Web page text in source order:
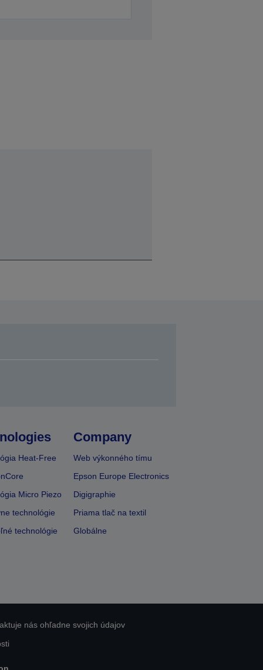
Heat-Free
Micro Piezo
technológie
technológie
Company
Web výkonného tímu
Epson Europe Electronics
Digigraphie
Priama tlač na textil
Globálne
nás ohľadne svojich údajov